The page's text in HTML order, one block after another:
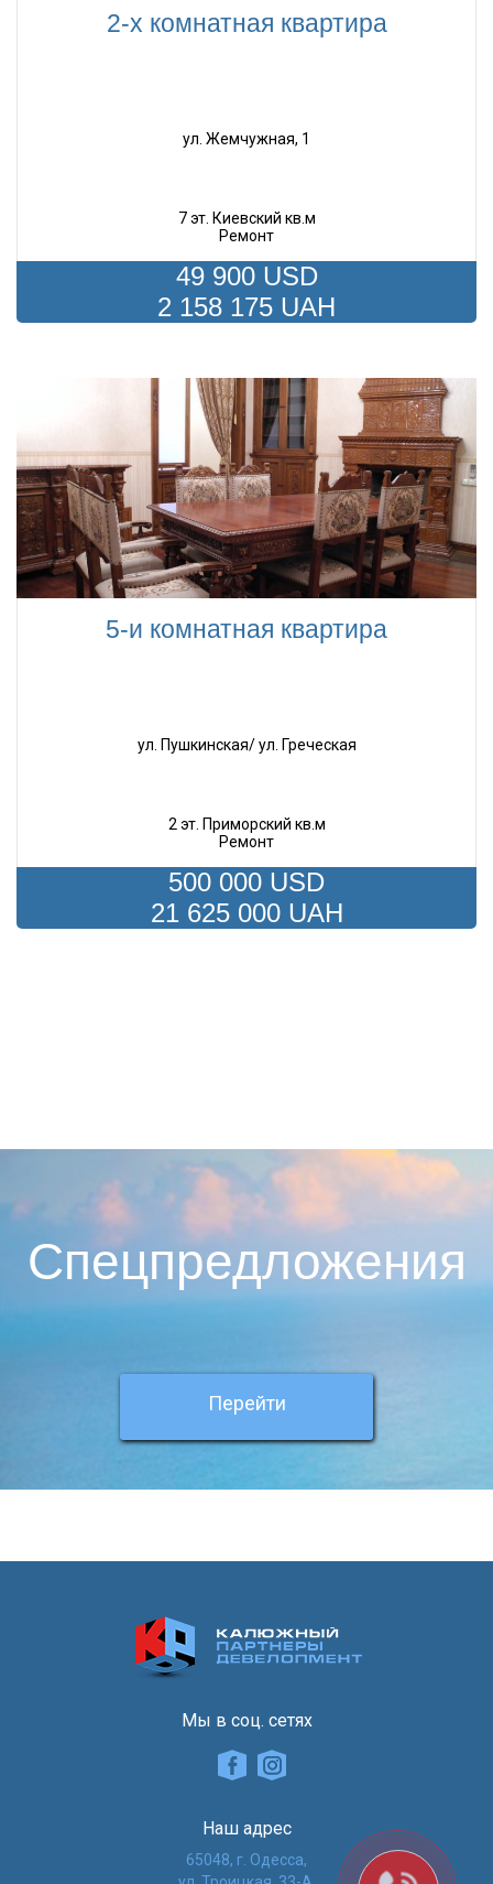
2-х комнатная квартира
ул. Жемчужная, 1
7 эт. Киевский кв.м
Ремонт
49 900 USD
2 158 175 UAH
5-и комнатная квартира
ул. Пушкинская/ ул. Греческая
2 эт. Приморский кв.м
Ремонт
500 000 USD
21 625 000 UAH
Спецпредложения
Перейти
Мы в соц. сетях
Наш адрес
65048, г. Одесса,